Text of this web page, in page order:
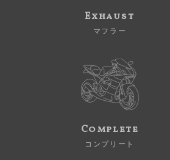
Exhaust
マフラー
Complete
コンプリート